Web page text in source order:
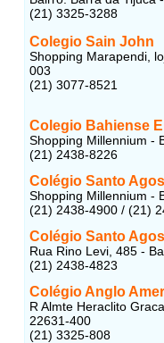
(21) 3325-3288
Colegio Sain John
Shopping Marapendi,
003
(21) 3077-8521
Colegio Bahiense
Shopping Millennium -
(21) 2438-8226
Colégio Santo
Shopping Millennium -
(21) 2438-4900 / (21)
Colégio Santo
Rua Rino Levi, 485 -
(21) 2438-4823
Colégio Anglo
R Almte Heraclito
22631-400
(21) 3325-808